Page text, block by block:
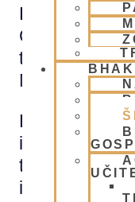
Leta 1944 je
Godhead in
ter deliti
Message of
Leta 1950 je
imenovan
tako, da je v
imenovano